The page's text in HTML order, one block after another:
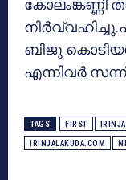
കോലംങ്കണ്ണി
ബിജു
എന്നിവര്‍
TAGS FIRST
IRINJALAKUDA.COM